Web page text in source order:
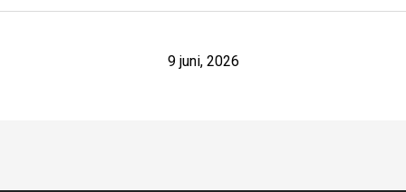
9 juni, 2026